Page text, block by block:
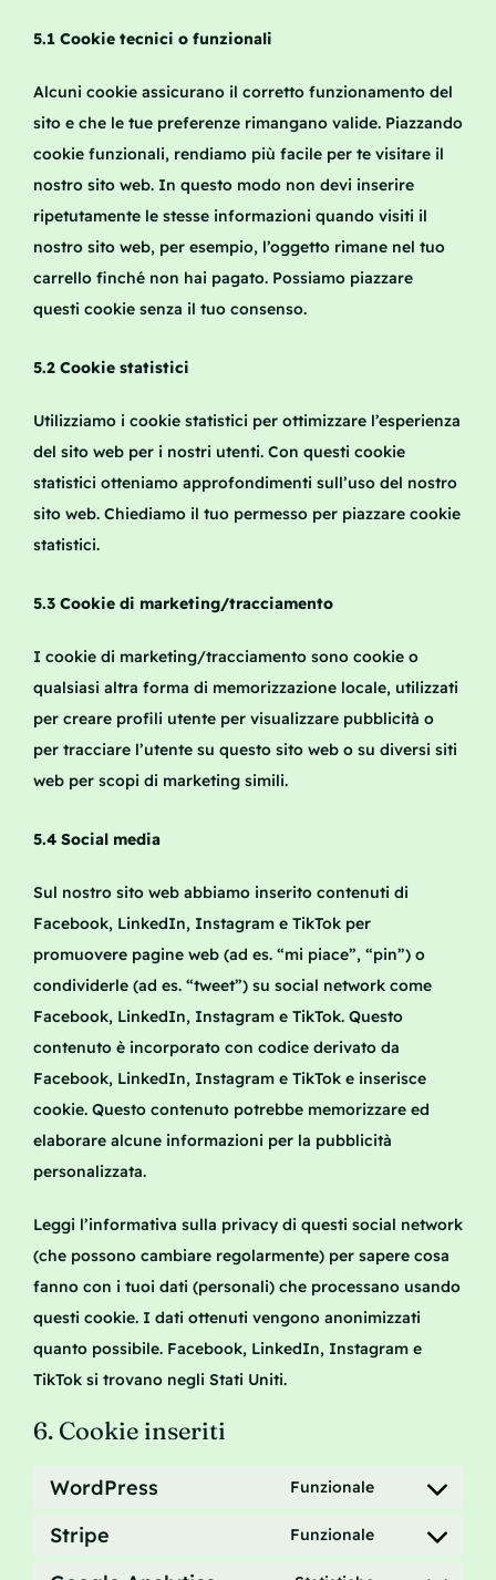
5.1 Cookie tecnici o funzionali
Alcuni cookie assicurano il corretto funzionamento del
sito e che le tue preferenze rimangano valide. Piazzando
cookie funzionali, rendiamo più facile per te visitare il
nostro sito web. In questo modo non devi inserire
ripetutamente le stesse informazioni quando visiti il
nostro sito web, per esempio, l’oggetto rimane nel tuo
carrello finché non hai pagato. Possiamo piazzare
questi cookie senza il tuo consenso.
5.2 Cookie statistici
Utilizziamo i cookie statistici per ottimizzare l’esperienza
del sito web per i nostri utenti. Con questi cookie
statistici otteniamo approfondimenti sull’uso del nostro
sito web. Chiediamo il tuo permesso per piazzare cookie
statistici.
5.3 Cookie di marketing/tracciamento
I cookie di marketing/tracciamento sono cookie o
qualsiasi altra forma di memorizzazione locale, utilizzati
per creare profili utente per visualizzare pubblicità o
per tracciare l’utente su questo sito web o su diversi siti
web per scopi di marketing simili.
5.4 Social media
Sul nostro sito web abbiamo inserito contenuti di
Facebook, LinkedIn, Instagram e TikTok per
promuovere pagine web (ad es. “mi piace”, “pin”) o
condividerle (ad es. “tweet”) su social network come
Facebook, LinkedIn, Instagram e TikTok. Questo
contenuto è incorporato con codice derivato da
Facebook, LinkedIn, Instagram e TikTok e inserisce
cookie. Questo contenuto potrebbe memorizzare ed
elaborare alcune informazioni per la pubblicità
personalizzata.
Leggi l’informativa sulla privacy di questi social network
(che possono cambiare regolarmente) per sapere cosa
fanno con i tuoi dati (personali) che processano usando
questi cookie. I dati ottenuti vengono anonimizzati
quanto possibile. Facebook, LinkedIn, Instagram e
TikTok si trovano negli Stati Uniti.
6. Cookie inseriti
WordPress Funzionale
Consent
Stripe Funzionale
Consent